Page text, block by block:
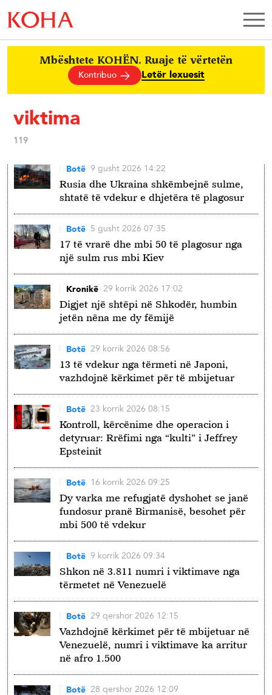
Mbështete KOHËN. Ruaje të vërtetën
Kontribuo Letër lexuesit
viktima
119
Rusia dhe Ukraina shkëmbejnë sulme,
shtatë të vdekur e dhjetëra të plagosur
Botë 9 gusht 2026 14:22
17 të vrarë dhe mbi 50 të plagosur nga
një sulm rus mbi Kiev
Botë 5 gusht 2026 07:35
Digjet një shtëpi në Shkodër, humbin
jetën nëna me dy fëmijë
Kronikë 29 korrik 2026 17:02
13 të vdekur nga tërmeti në Japoni,
vazhdojnë kërkimet për të mbijetuar
Botë 29 korrik 2026 08:56
Kontroll, kërcënime dhe operacion i
detyruar: Rrëfimi nga “kulti” i Jeffrey
Epsteinit
Botë 23 korrik 2026 08:15
Dy varka me refugjatë dyshohet se janë
fundosur pranë Birmanisë, besohet për
mbi 500 të vdekur
Botë 16 korrik 2026 09:25
Shkon në 3.811 numri i viktimave nga
tërmetet në Venezuelë
Botë 9 korrik 2026 09:34
Vazhdojnë kërkimet për të mbijetuar në
Venezuelë, numri i viktimave ka arritur
në afro 1.500
Botë 29 qershor 2026 12:15
Botë 28 qershor 2026 12:09